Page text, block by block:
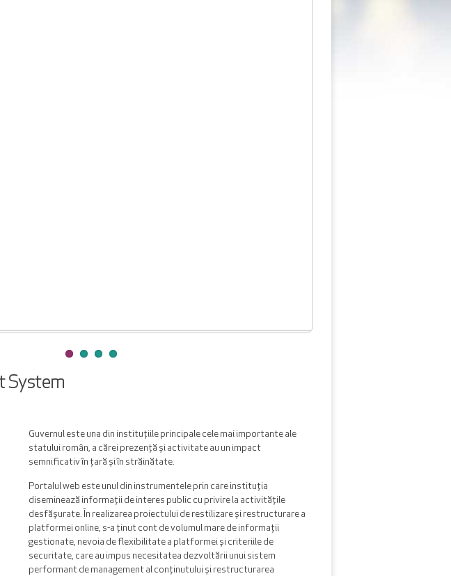
System
Guvernul este una din instituțiile principale cele mai importante ale
statului român, a cărei prezență și activitate au un impact
semnificativ în țară și în străinătate.
Portalul web este unul din instrumentele prin care instituția
diseminează informații de interes public cu privire la activitățile
desfășurate. În realizarea proiectului de restilizare și restructurare a
platformei online, s-a ținut cont de volumul mare de informații
gestionate, nevoia de flexibilitate a platformei și criteriile de
securitate, care au impus necesitatea dezvoltării unui sistem
performant de management al conținutului și restructurarea